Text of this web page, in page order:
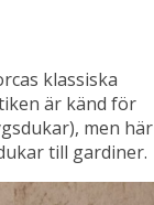
klassiska
är känd för
men här
till gardiner.